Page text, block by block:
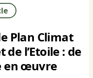
Plan Climat
de l’Etoile : de
en œuvre